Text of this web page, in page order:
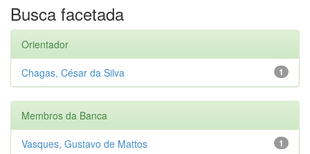
Busca facetada
Orientador
1
Chagas, César da Silva
Membros da Banca
1
Vasques, Gustavo de Mattos